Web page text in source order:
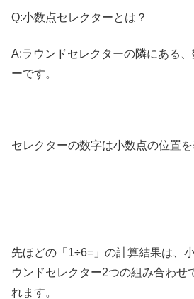
Q:小数点セレクターとは？
A:ラウンドセレクターの隣にある
ーです。
セレクターの数字は小数点の位置を
先ほどの「1÷6=」の計算結果は、
ウンドセレクター2つの組み合わせ
れます。